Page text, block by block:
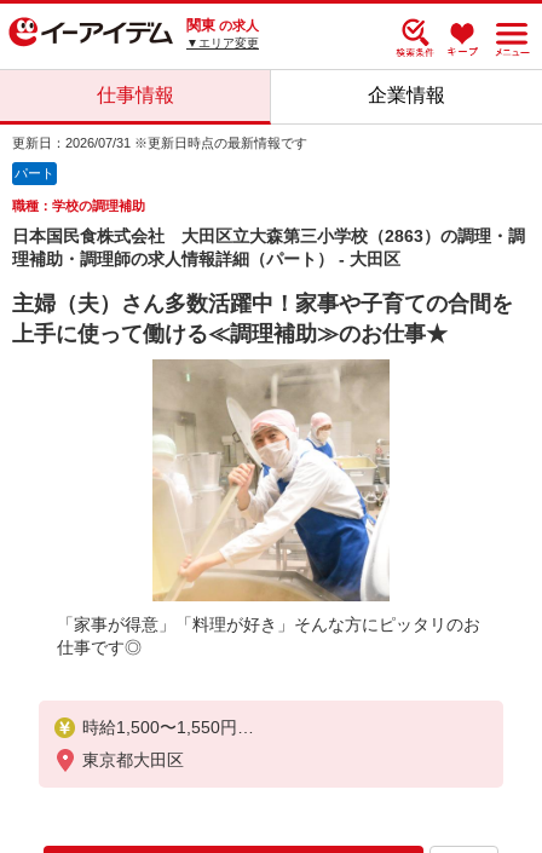
関東 の求人
▼エリア変更
仕事情報 企業情報
更新日：2026/07/31 ※更新日時点の最新情報です
パート
職種：学校の調理補助
日本国民食株式会社 大田区立大森第三小学校（2863）の調理・調
理補助・調理師の求人情報詳細（パート） - 大田区
主婦（夫）さん多数活躍中！家事や子育ての合間を
上手に使って働ける≪調理補助≫のお仕事★
「家事が得意」「料理が好き」そんな方にピッタリのお
仕事です◎
時給1,500〜1,550円
※経験、能力による
※詳細は面接の際にご説明いたします
試用期間：有（2ヶ月）
東京都大田区